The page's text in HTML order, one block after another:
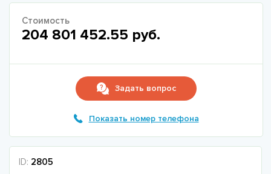
Стоимость
204 801 452.55 руб.
Задать вопрос
Показать номер телефона
ID: 2805